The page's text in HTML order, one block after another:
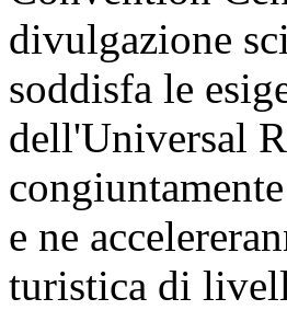
divulgazione
soddisfa le
dell'Universal
e ne
turistica di